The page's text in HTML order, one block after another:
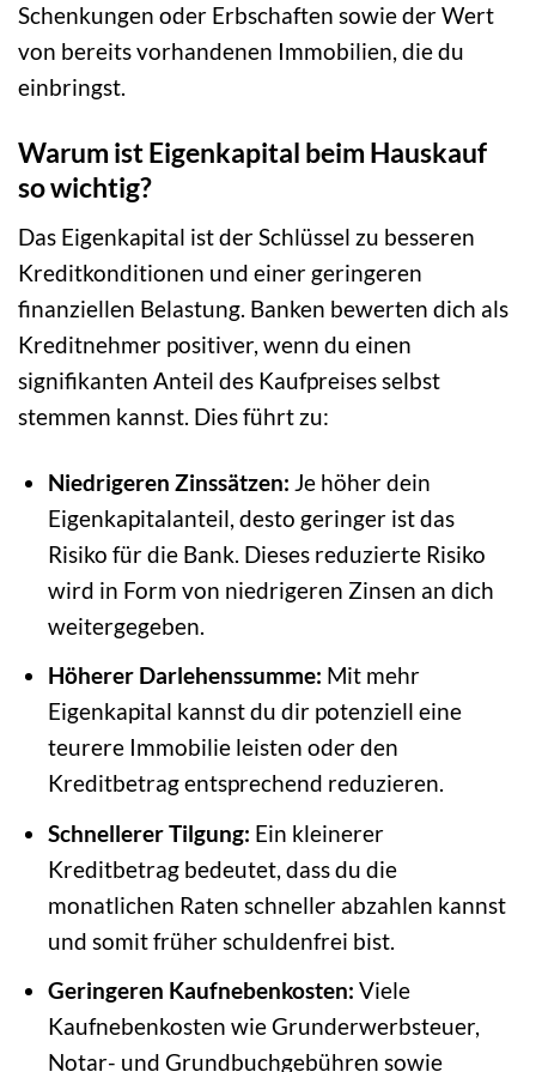
Schenkungen oder Erbschaften sowie der Wert
von bereits vorhandenen Immobilien, die du
einbringst.
Warum ist Eigenkapital beim Hauskauf
so wichtig?
Das Eigenkapital ist der Schlüssel zu besseren
Kreditkonditionen und einer geringeren
finanziellen Belastung. Banken bewerten dich als
Kreditnehmer positiver, wenn du einen
signifikanten Anteil des Kaufpreises selbst
stemmen kannst. Dies führt zu:
Niedrigeren Zinssätzen: Je höher dein
Eigenkapitalanteil, desto geringer ist das
Risiko für die Bank. Dieses reduzierte Risiko
wird in Form von niedrigeren Zinsen an dich
weitergegeben.
Höherer Darlehenssumme: Mit mehr
Eigenkapital kannst du dir potenziell eine
teurere Immobilie leisten oder den
Kreditbetrag entsprechend reduzieren.
Schnellerer Tilgung: Ein kleinerer
Kreditbetrag bedeutet, dass du die
monatlichen Raten schneller abzahlen kannst
und somit früher schuldenfrei bist.
Geringeren Kaufnebenkosten: Viele
Kaufnebenkosten wie Grunderwerbsteuer,
Notar- und Grundbuchgebühren sowie